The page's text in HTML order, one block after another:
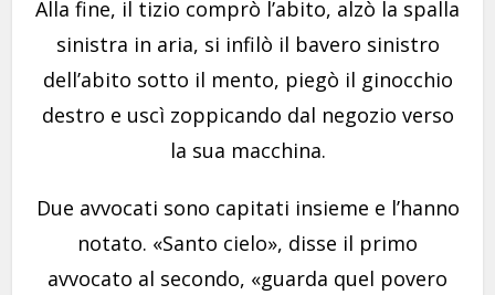
Alla fine, il tizio comprò l’abito, alzò la spalla
sinistra in aria, si infilò il bavero sinistro
dell’abito sotto il mento, piegò il ginocchio
destro e uscì zoppicando dal negozio verso
la sua macchina.
Due avvocati sono capitati insieme e l’hanno
notato. «Santo cielo», disse il primo
avvocato al secondo, «guarda quel povero